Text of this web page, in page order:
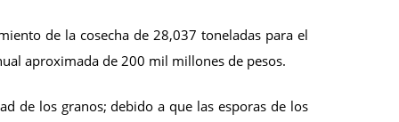
de la cosecha de 28,037 toneladas para el
aproximada de 200 mil millones de pesos.
de los granos; debido a que las esporas de los